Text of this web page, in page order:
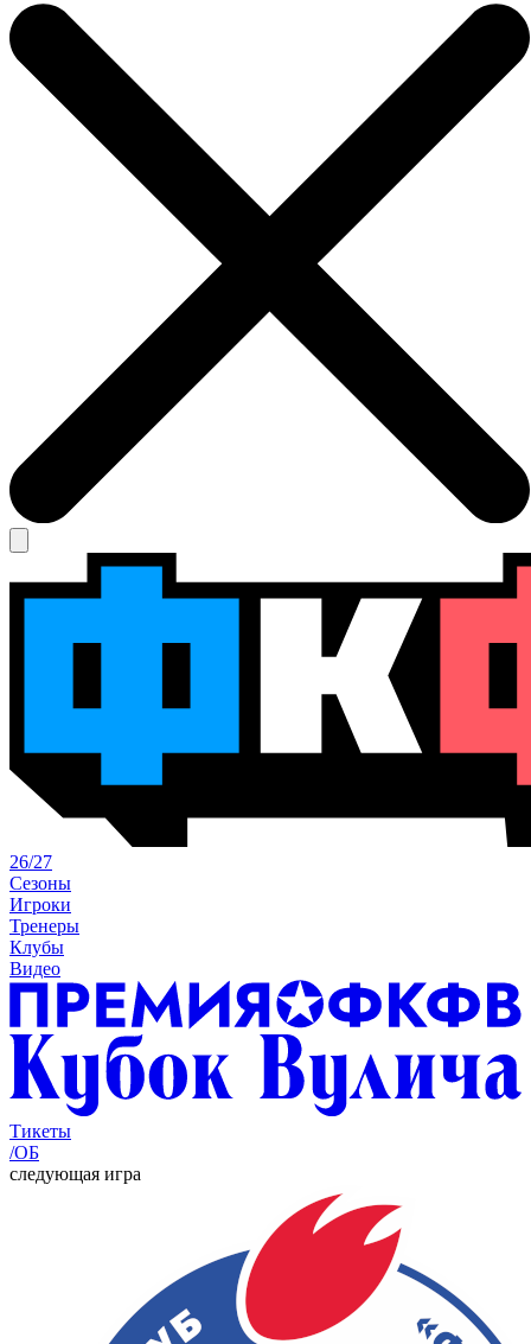
26/27
Сезоны
Игроки
Тренеры
Клубы
Видео
Тикеты
/ОБ
следующая игра